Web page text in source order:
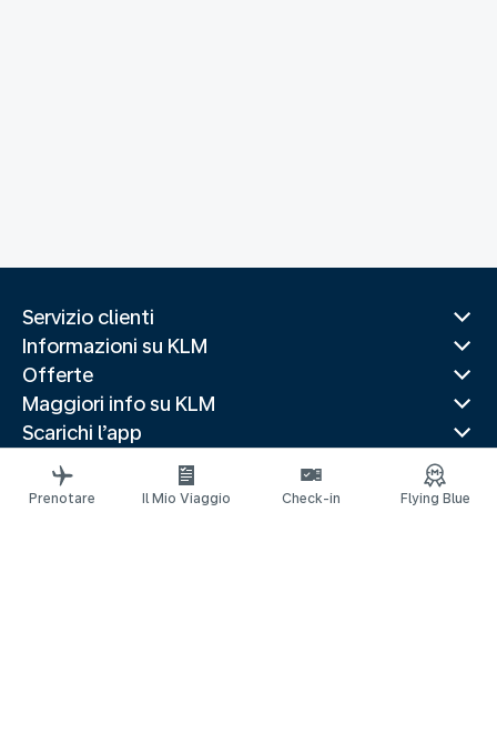
Servizio clienti
Informazioni su KLM
Offerte
Maggiori info su KLM
Scarichi l’app
Siti web correlati
Guide di viaggio
Prenotare Il Mio Viaggio Check-in Flying Blue